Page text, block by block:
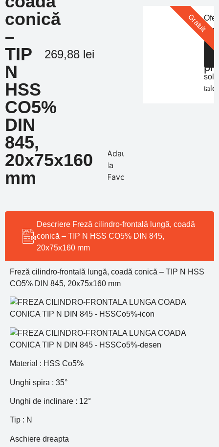
conică
–
TIP
N
HSS
CO5%
DIN
845,
20x75x160
mm
269,88 lei
Adauga
la
Favorite
de
in
de
tale
Gratuit
Descriere Freză cilindro-frontală lungă, coadă
conică – TIP N HSS CO5% DIN 845,
20x75x160 mm
Freză cilindro-frontală lungă, coadă conică – TIP N HSS
CO5% DIN 845, 20x75x160 mm
Material : HSS Co5%
Unghi spira : 35°
Unghi de inclinare : 12°
Tip : N
Aschiere dreapta